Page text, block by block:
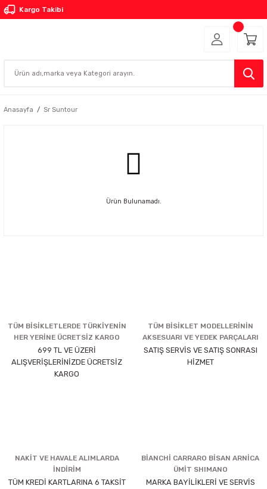
Kargo Takibi
Anasayfa Sr Suntour
Ürün Bulunamadı.
TÜM BİSİKLETLERDE TÜRKİYENİN
HER YERİNE ÜCRETSİZ KARGO
699 TL VE ÜZERİ
ALIŞVERİŞLERİNİZDE ÜCRETSİZ
KARGO
TÜM BİSİKLET MODELLERİNİN
AKSESUARI VE YEDEK PARÇALARI
SATIŞ SERVİS VE SATIŞ SONRASI
HİZMET
NAKİT VE HAVALE ALIMLARDA
İNDİRİM
TÜM KREDİ KARTLARINA 6 TAKSİT
BİANCHİ CARRARO BİSAN ARNİCA
ÜMİT SHIMANO
MARKA BAYİLİKLERİ VE SERVİS